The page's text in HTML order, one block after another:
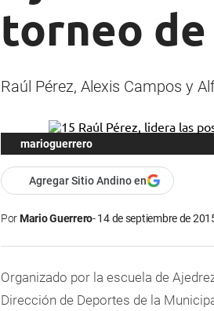
torneo de
Raúl Pérez, Alexis Campos y
marioguerrero
Agregar Sitio Andino en
PorMario Guerrero 14 de septiembre de
Organizado por la escuela de
Dirección de Deportes de la